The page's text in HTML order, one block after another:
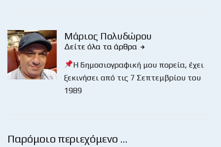
Μάριος Πολυδώρου
Δείτε όλα τα άρθρα
Η δημοσιογραφική μου πορεία, έχει
ξεκινήσει από τις 7 Σεπτεμβρίου του
1989
Παρόμοιο περιεχόμενο …